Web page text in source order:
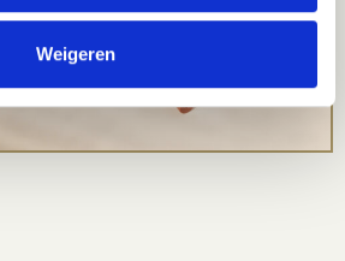
Weigeren